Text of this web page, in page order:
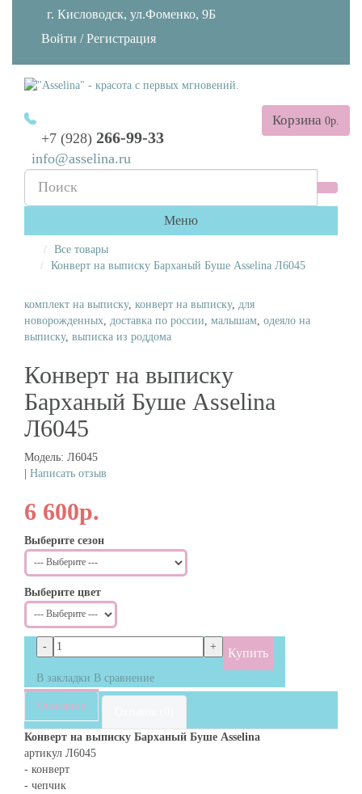
г. Кисловодск, ул.Фоменко, 9Б
Войти /Регистрация
+7 (928) 266-99-33
info@asselina.ru
Корзина 0р.
Меню
Все товары
Конверт на выписку Барханый Буше Asselina Л6045
комплект на выписку, конверт на выписку, для
новорожденных доставка по россии малышам одеяло на
выписку, выписка из роддома
Конверт на выписку
Барханый Буше Asselina
Л6045
Модель: Л6045
Написать отзыв
6 600р.
Выберите сезон
Выберите цвет
Купить
В закладки В сравнение
Описание
Конверт на выписку Барханый Буше Asselina
артикул Л6045
- конверт
- чепчик